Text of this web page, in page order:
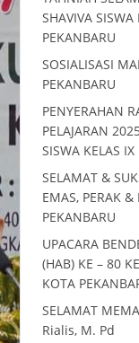
SHAVIVA
PEKANBARU
SOSIALISASI
PEKANBARU
PENYERAHAN
PELAJARAN
SISWA KELAS
SELAMAT &
EMAS, PERAK
PEKANBARU
UPACARA
(HAB) KE – 80
KOTA
SELAMAT
Rialis, M. Pd